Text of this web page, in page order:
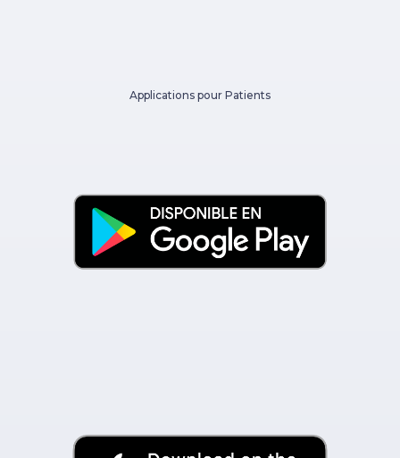
Applications pour Patients